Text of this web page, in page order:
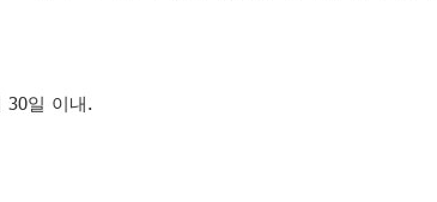
30일 이내.